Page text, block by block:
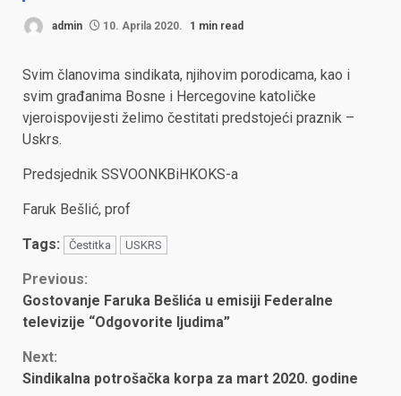
admin 10. Aprila 2020. 1 min read
Svim članovima sindikata, njihovim porodicama, kao i
svim građanima Bosne i Hercegovine katoličke
vjeroispovijesti želimo čestitati predstojeći praznik –
Uskrs.
Predsjednik SSVOONKBiHKOKS-a
Faruk Bešlić, prof
Tags: Čestitka USKRS
Continue
Reading
Previous:
Gostovanje Faruka Bešlića u emisiji Federalne
televizije “Odgovorite ljudima”
Next:
Sindikalna potrošačka korpa za mart 2020. godine